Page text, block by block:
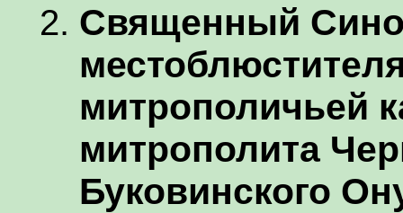
Священный
митрополичьей
митрополита
Буковинского